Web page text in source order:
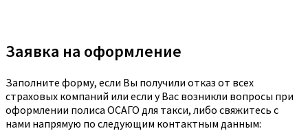
Заявка на оформление
Заполните форму, если Вы получили отказ от всех
страховых компаний или если у Вас возникли вопросы при
оформлении полиса ОСАГО для такси, либо свяжитесь с
нами напрямую по следующим контактным данным: